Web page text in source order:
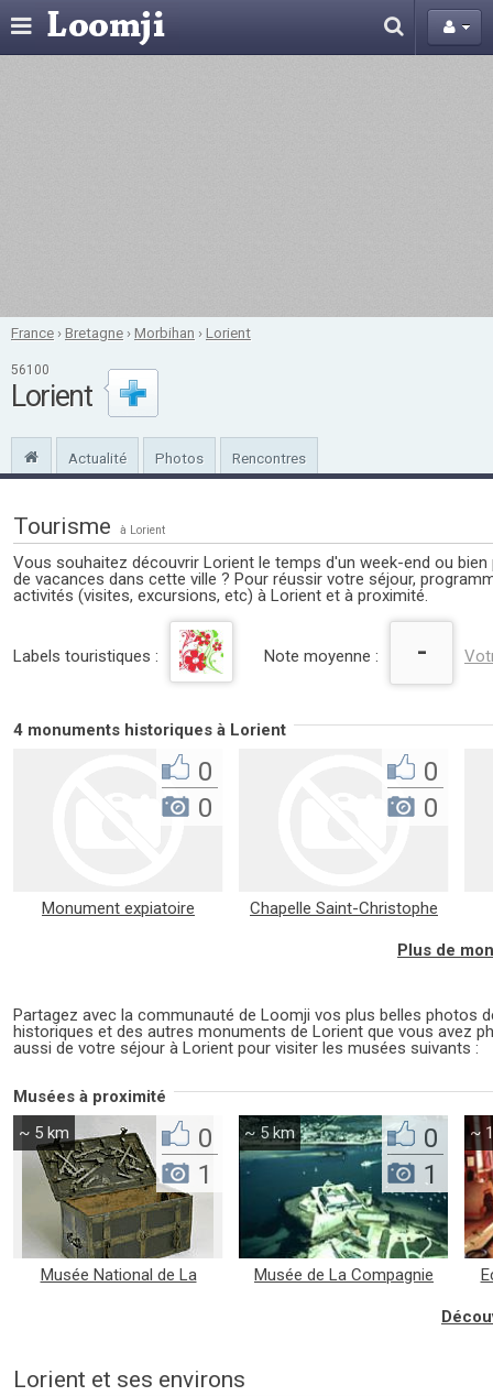
France ›Bretagne ›Morbihan ›Lorient
56100
Lorient
Actualité Photos Rencontres
Tourisme à Lorient
Vous souhaitez découvrir Lorient le temps d'un week-end ou
de vacances dans cette ville ? Pour réussir votre séjour,
activités (visites, excursions, etc) à Lorient et à proximité.
Labels touristiques : Note moyenne : -
4 monuments historiques à Lorient
Monument expiatoire
0
0
Chapelle Saint-Christophe
0
0
Plus de
Partagez avec la communauté de Loomji vos plus belles photos
historiques et des autres monuments de Lorient que vous avez
aussi de votre séjour à Lorient pour visiter les musées suivants :
Musées à proximité
Musée National de La
~ 5 km
0
1
Musée de La Compagnie
~ 5 km
0
1
~
Lorient et ses environs